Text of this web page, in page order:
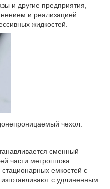
и другие предприятия,
и реализацией
жидкостей.
чехол.
сменный
части метроштока
емкостей с
с удлиненным